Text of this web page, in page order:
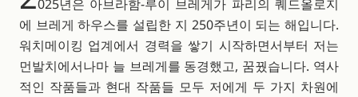
025년은 아브라함-루이 브레게가 파리의 퀘드올로지
에 브레게 하우스를 설립한 지 250주년이 되는 해입니다.
워치메이킹 업계에서 경력을 쌓기 시작하면서부터 저는
먼발치에서나마 늘 브레게를 동경했고, 꿈꿨습니다. 역사
적인 작품들과 현대 작품들 모두 저에게 두 가지 차원에